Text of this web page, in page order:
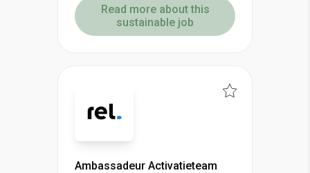
Read more about this
sustainable job
Ambassadeur Activatieteam